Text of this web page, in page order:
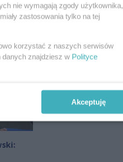
Oceń
nie wymagają zgody użytkownika,
zastosowania tylko na tej
korzystać z naszych serwisów
danych znajdziesz w Polityce
Akceptuję